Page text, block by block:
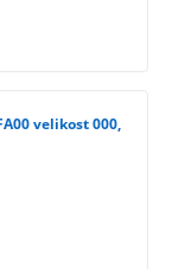
velikost 000,